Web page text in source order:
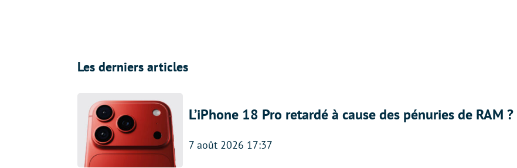
Les derniers articles
L’iPhone 18 Pro retardé à cause des pénuries de RAM ?
7 août 2026 17:37